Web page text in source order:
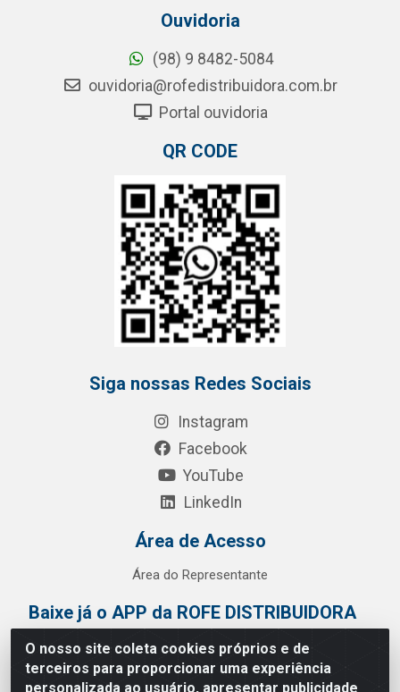
O nosso site coleta cookies próprios e de
terceiros para proporcionar uma experiência
personalizada ao usuário, apresentar publicidade
Ouvidoria
(98) 9 8482-5084
ouvidoria@rofedistribuidora.com.br
Portal ouvidoria
QR CODE
Siga nossas Redes Sociais
Instagram
Facebook
YouTube
LinkedIn
Área de Acesso
Área do Representante
Baixe já o APP da ROFE DISTRIBUIDORA